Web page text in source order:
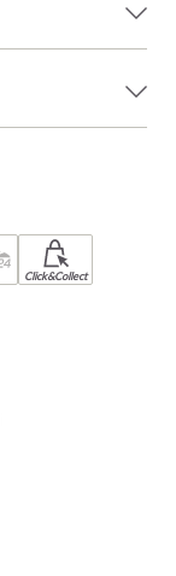
Click&Collect